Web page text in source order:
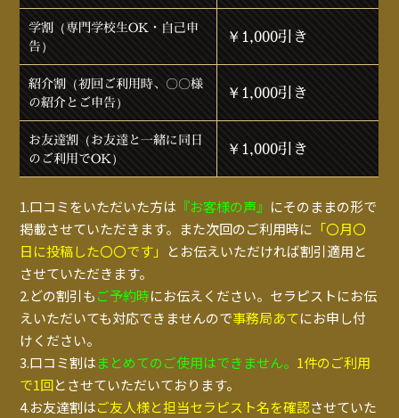
学割（専門学校生OK・自己申
告）
￥1,000引き
紹介割（初回ご利用時、〇〇様
の紹介とご申告）
￥1,000引き
お友達割（お友達と一緒に同日
のご利用でOK）
￥1,000引き
1.口コミをいただいた方は 『お客様の声』 にそのままの形で
掲載させていただきます。また次回のご利用時に 「〇月〇
日に投稿した〇〇です」
とお伝えいただければ割引適用と
させていただきます。
2.どの割引もご予約時にお伝えください。セラピストにお伝
えいただいても対応できませんので事務局あてにお申し付
けください。
3.口コミ割はまとめてのご使用はできません。 1件のご利用
で1回とさせていただいております。
4.お友達割はご友人様と担当セラピスト名を確認させていた